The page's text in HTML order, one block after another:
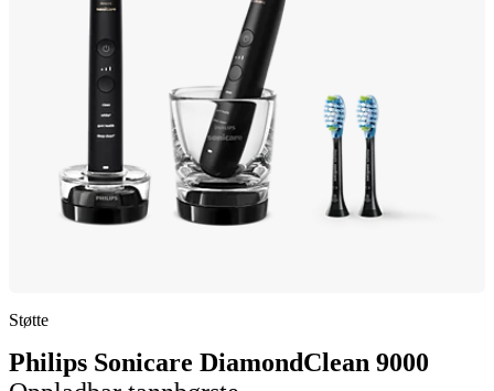
Støtte
Philips Sonicare DiamondClean 9000